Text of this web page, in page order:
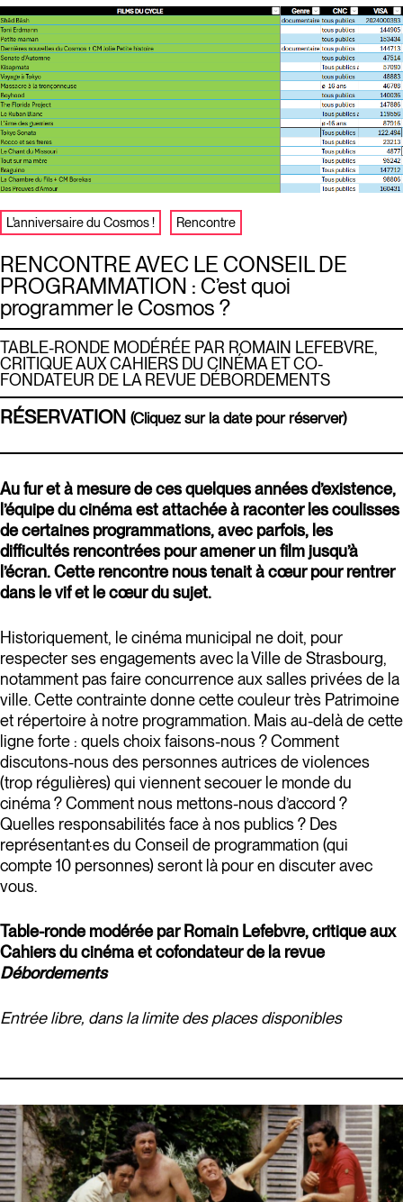
RENCONTRE AVEC LE CONSEIL DE
PROGRAMMATION : C’est quoi
programmer le Cosmos ?
TABLE-RONDE MODÉRÉE PAR ROMAIN LEFEBVRE,
CRITIQUE AUX CAHIERS DU CINÉMA ET CO-
FONDATEUR DE LA REVUE DÉBORDEMENTS
L'anniversaire du Cosmos ! Rencontre
RÉSERVATION (Cliquez sur la date pour réserver)
Au fur et à mesure de ces quelques années d’existence,
l’équipe du cinéma est attachée à raconter les coulisses
de certaines programmations, avec parfois, les
difficultés rencontrées pour amener un film jusqu’à
l’écran. Cette rencontre nous tenait à cœur pour rentrer
dans le vif et le cœur du sujet.
Historiquement, le cinéma municipal ne doit, pour
respecter ses engagements avec la Ville de Strasbourg,
notamment pas faire concurrence aux salles privées de la
ville. Cette contrainte donne cette couleur très Patrimoine
et répertoire à notre programmation. Mais au-delà de cette
ligne forte : quels choix faisons-nous ? Comment
discutons-nous des personnes autrices de violences
(trop régulières) qui viennent secouer le monde du
cinéma ? Comment nous mettons-nous d’accord ?
Quelles responsabilités face à nos publics ? Des
représentant·es du Conseil de programmation (qui
compte 10 personnes) seront là pour en discuter avec
vous.
Table-ronde modérée par Romain Lefebvre, critique aux
Cahiers du cinéma et cofondateur de la revue
Débordements
Entrée libre, dans la limite des places disponibles